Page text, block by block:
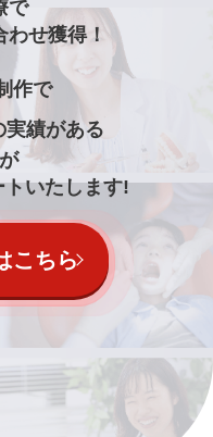
で
せ獲得！
作で
実績がある
いたします!
こちら